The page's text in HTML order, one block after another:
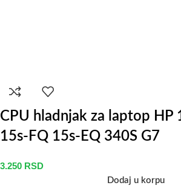
CPU hladnjak za laptop HP
15s-FQ 15s-EQ 340S G7
3.250 RSD
Dodaj u korpu